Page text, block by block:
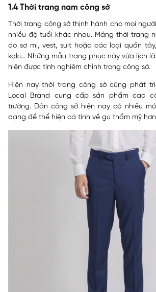
1.4 Thời trang nam công sở
Thời trang công sở thịnh hành cho mọi
nhiều độ tuổi khác nhau. Mảng thời trang
áo sơ mi, vest, suit hoặc các loại quần
kaki… Những mẫu trang phục này vừa lịch
hiện được tính nghiêm chỉnh trong công sở.
Hiện nay thời trang công sở cũng phát
Local Brand cung cấp sản phẩm cao
trường. Dân công sở hiện nay có nhiều
dạng để thể hiện cá tính về gu thẩm mỹ